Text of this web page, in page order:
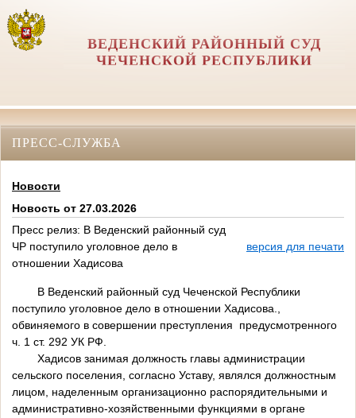
ВЕДЕНСКИЙ РАЙОННЫЙ СУД
ЧЕЧЕНСКОЙ РЕСПУБЛИКИ
ПРЕСС-СЛУЖБА
Новости
Новость от 27.03.2026
Пресс релиз: В Веденский районный суд
ЧР поступило уголовное дело в
отношении Хадисова
версия для печати
В Веденский районный суд Чеченской Республики
поступило уголовное дело в отношении Хадисова.,
обвиняемого в совершении преступления предусмотренного
ч. 1 ст. 292 УК РФ.
Хадисов занимая должность главы администрации
сельского поселения, согласно Уставу, являлся должностным
лицом, наделенным организационно распорядительными и
административно-хозяйственными функциями в органе